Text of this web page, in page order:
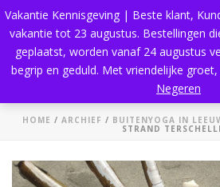
Yoga op het strand
HOME / ARCHIEF / BUITENYOGA IN
STRAND
Vakantie Kennisgeving | Beste klant,
vakantie tot 23 augustus. Bestellingen
geplaatst, worden vanaf 24 augustus
begrip en geduld. Met vriendelijke
Negeren